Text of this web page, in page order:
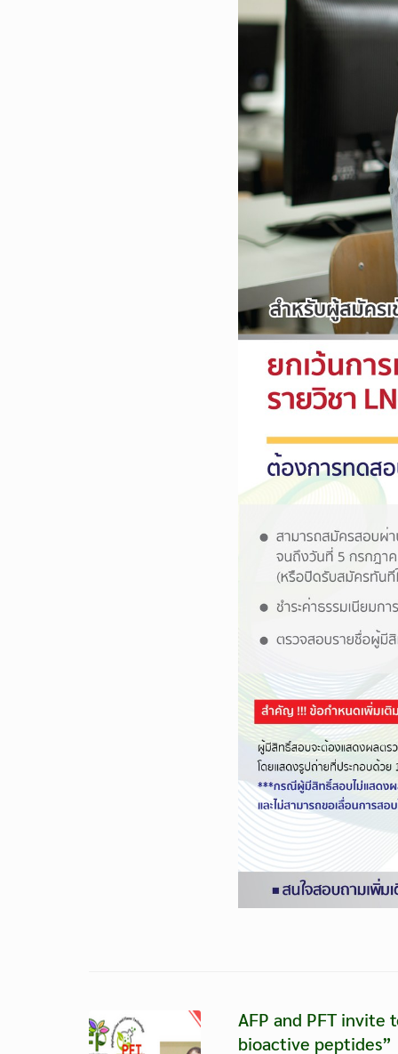
AFP and PFT
bioactive peptides”